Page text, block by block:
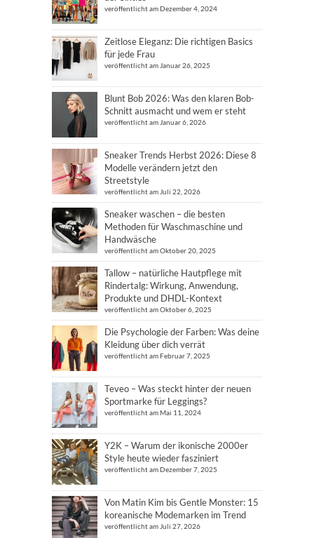
veröffentlicht am Dezember 4, 2024
Zeitlose Eleganz: Die richtigen Basics
für jede Frau
veröffentlicht am Januar 26, 2025
Blunt Bob 2026: Was den klaren Bob-
Schnitt ausmacht und wem er steht
veröffentlicht am Januar 6, 2026
Sneaker Trends Herbst 2026: Diese 8
Modelle verändern jetzt den
Streetstyle
veröffentlicht am Juli 22, 2026
Sneaker waschen – die besten
Methoden für Waschmaschine und
Handwäsche
veröffentlicht am Oktober 20, 2025
Tallow – natürliche Hautpflege mit
Rindertalg: Wirkung, Anwendung,
Produkte und DHDL-Kontext
veröffentlicht am Oktober 6, 2025
Die Psychologie der Farben: Was deine
Kleidung über dich verrät
veröffentlicht am Februar 7, 2025
Teveo – Was steckt hinter der neuen
Sportmarke für Leggings?
veröffentlicht am Mai 11, 2024
Y2K – Warum der ikonische 2000er
Style heute wieder fasziniert
veröffentlicht am Dezember 7, 2025
Von Matin Kim bis Gentle Monster: 15
koreanische Modemarken im Trend
veröffentlicht am Juli 27, 2026